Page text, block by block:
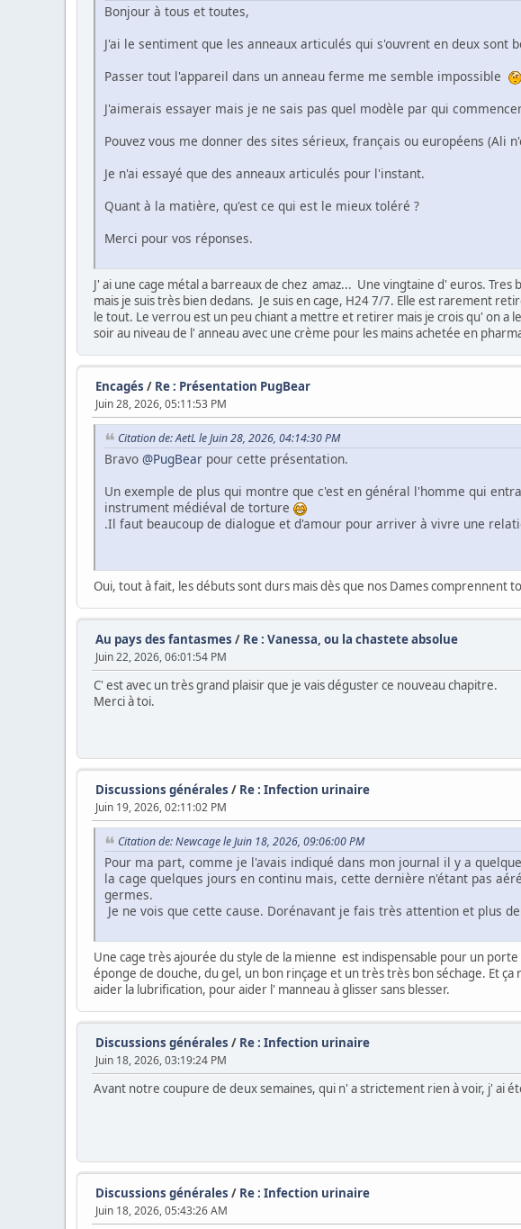
Bonjour à tous et toutes,
J'ai le sentiment que les anneaux articulés qui s'ouvrent en deux sont
Passer tout l'appareil dans un anneau ferme me semble impossible
J'aimerais essayer mais je ne sais pas quel modèle par qui
Pouvez vous me donner des sites sérieux, français ou européens (Ali
Je n'ai essayé que des anneaux articulés pour l'instant.
Quant à la matière, qu'est ce qui est le mieux toléré ?
Merci pour vos réponses.
J' ai une cage métal a barreaux de chez amaz... Une vingtaine d' euros.
mais je suis très bien dedans. Je suis en cage, H24 7/7. Elle est rarement
le tout. Le verrou est un peu chiant a mettre et retirer mais je crois qu' on
soir au niveau de l' anneau avec une crème pour les mains achetée en
Encagés / Re : Présentation PugBear
Juin 28, 2026, 05:11:53 PM
Citation de: AetL le Juin 28, 2026, 04:14:30 PM
Bravo @PugBear pour cette présentation.
Un exemple de plus qui montre que c'est en général l'homme qui
instrument médiéval de torture
.Il faut beaucoup de dialogue et d'amour pour arriver à vivre une
Oui, tout à fait, les débuts sont durs mais dès que nos Dames
Au pays des fantasmes / Re : Vanessa, ou la chastete absolue
Juin 22, 2026, 06:01:54 PM
C' est avec un très grand plaisir que je vais déguster ce nouveau chapitre.
Merci à toi.
Discussions générales / Re : Infection urinaire
Juin 19, 2026, 02:11:02 PM
Citation de: Newcage le Juin 18, 2026, 09:06:00 PM
Pour ma part, comme je l'avais indiqué dans mon journal il y a
la cage quelques jours en continu mais, cette dernière n'étant pas
germes.
Je ne vois que cette cause. Dorénavant je fais très attention et plus
Une cage très ajourée du style de la mienne est indispensable pour un
éponge de douche, du gel, un bon rinçage et un très très bon séchage. Et
aider la lubrification, pour aider l' manneau à glisser sans blesser.
Discussions générales / Re : Infection urinaire
Juin 18, 2026, 03:19:24 PM
Avant notre coupure de deux semaines, qui n' a strictement rien à voir, j' ai
Discussions générales / Re : Infection urinaire
Juin 18, 2026, 05:43:26 AM